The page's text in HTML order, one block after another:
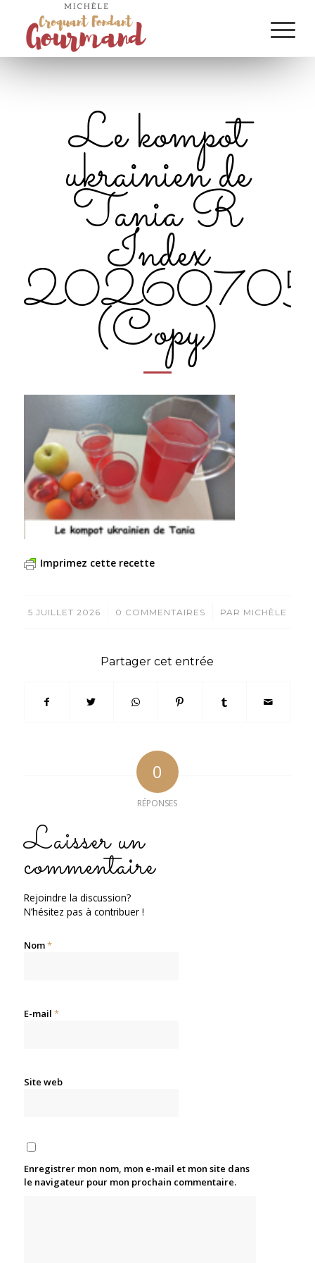
Le kompot
ukrainien de
Tania R
Index
(Copy)
Imprimez cette recette
5 JUILLET 2026
/ 0 COMMENTAIRES
/ PAR MICHÈLE
Partager cet entrée
0
RÉPONSES
Laisser un
commentaire
Rejoindre la discussion?
N’hésitez pas à contribuer !
Nom*
E-mail *
Site web
Enregistrer mon nom, mon e-mail et mon site dans
le navigateur pour mon prochain commentaire.